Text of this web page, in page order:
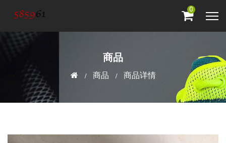
0
商品
商品 商品详情